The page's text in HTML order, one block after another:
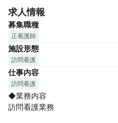
人をむすぶヘルスケア企業」
と社員の生き甲斐を大切にした
した。当社の新たな目標は、「
当社が培ってきた経験・信頼
「大胆な行動力」で、これまで
しい介護をつくっていきたいと
★「 セントケア港」は、ご家
のケア」「家族のケア」「街の
人をむすぶヘルスケア企業を築
求人情報
募集職種
正看護師
施設形態
訪問看護
仕事内容
訪問看護
◆業務内容
訪問看護業務